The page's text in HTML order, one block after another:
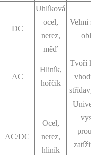
DC
Uhlíková
ocel,
nerez,
měď
Velmi
AC
Hliník,
hořčík
Tvoří
AC/DC
Ocel,
nerez,
hliník